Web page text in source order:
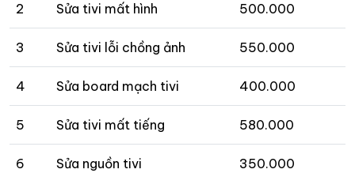
2 Sửa tivi mất hình 500.000
3 Sửa tivi lỗi chồng ảnh 550.000
4 Sửa board mạch tivi 400.000
5 Sửa tivi mất tiếng 580.000
6 Sửa nguồn tivi 350.000